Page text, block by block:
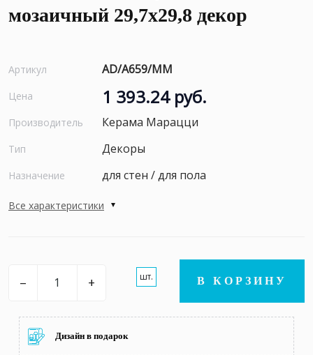
мозаичный 29,7х29,8 декор
Артикул AD/A659/MM
Цена 1 393.24 руб.
Производитель Керама Марацци
Тип Декоры
Назначение для стен / для пола
Все характеристики
– + шт. В КОРЗИНУ
Дизайн в подарок